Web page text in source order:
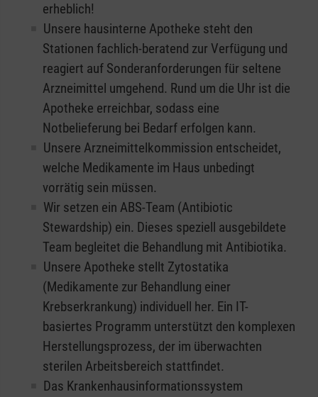
erheblich!
Unsere hausinterne Apotheke steht den
Stationen fachlich-beratend zur Verfügung und
reagiert auf Sonderanforderungen für seltene
Arzneimittel umgehend. Rund um die Uhr ist die
Apotheke erreichbar, sodass eine
Notbelieferung bei Bedarf erfolgen kann.
Unsere Arzneimittelkommission entscheidet,
welche Medikamente im Haus unbedingt
vorrätig sein müssen.
Wir setzen ein ABS-Team (Antibiotic
Stewardship) ein. Dieses speziell ausgebildete
Team begleitet die Behandlung mit Antibiotika.
Unsere Apotheke stellt Zytostatika
(Medikamente zur Behandlung einer
Krebserkrankung) individuell her. Ein IT-
basiertes Programm unterstützt den komplexen
Herstellungsprozess, der im überwachten
sterilen Arbeitsbereich stattfindet.
Das Krankenhausinformationssystem